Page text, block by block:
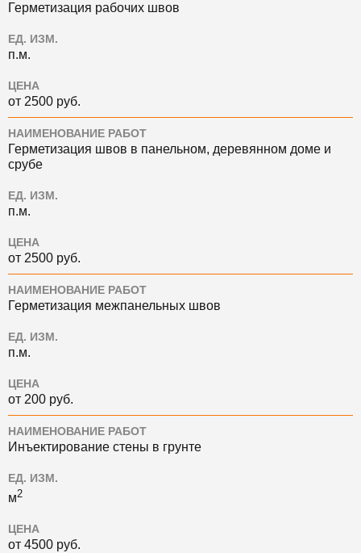
Герметизация рабочих швов
ЕД. ИЗМ.
п.м.
ЦЕНА
от 2500 руб.
НАИМЕНОВАНИЕ РАБОТ
Герметизация швов в панельном, деревянном доме и
срубе
ЕД. ИЗМ.
п.м.
ЦЕНА
от 2500 руб.
НАИМЕНОВАНИЕ РАБОТ
Герметизация межпанельных швов
ЕД. ИЗМ.
п.м.
ЦЕНА
от 200 руб.
НАИМЕНОВАНИЕ РАБОТ
Инъектирование стены в грунте
ЕД. ИЗМ.
м2
ЦЕНА
от 4500 руб.